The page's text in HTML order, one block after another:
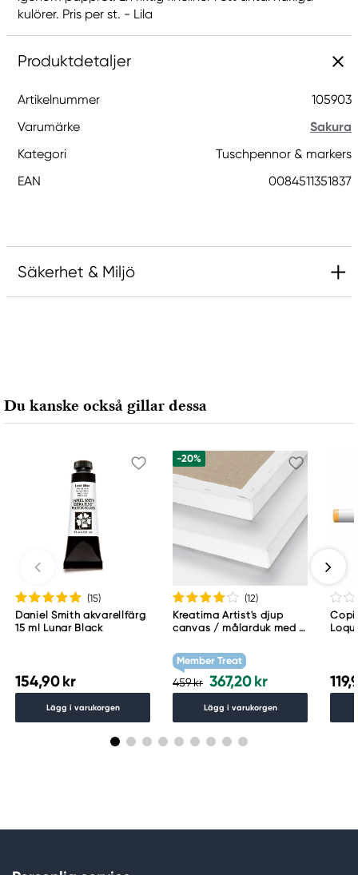
kulörer. Pris per st. - Lila
Produktdetaljer
Artikelnummer
105903
Varumärke
Sakura
Kategori
Tuschpennor & markers
EAN
0084511351837
Säkerhet & Miljö
7311 PD Apeldoorn, Netherlands
info@royaltalens.com
Du kanske också gillar dessa
(15)
Daniel Smith akvarellfärg
15 ml Lunar Black
154,90 kr
Lägg i varukorgen
-20%
(12)
Kreatima Artist's djup
canvas / målarduk med 4
g/m²
Member Treat
459 kr 367,20 kr
Lägg i varukorgen